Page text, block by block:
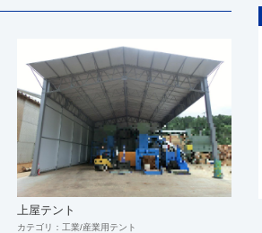
上屋テント
カテゴリ：工業/産業用テント